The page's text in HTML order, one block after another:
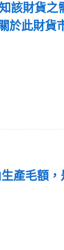
該財貨之
於此財貨
產毛額，